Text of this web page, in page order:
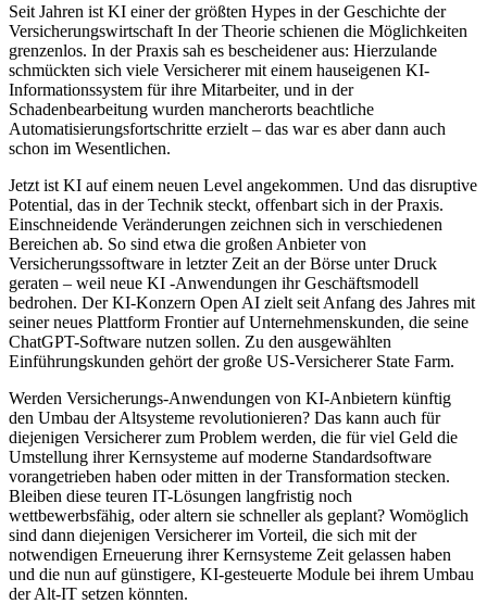
Seit Jahren ist KI einer der größten Hypes in der Geschichte der
Versicherungswirtschaft In der Theorie schienen die Möglichkeiten
grenzenlos. In der Praxis sah es bescheidener aus: Hierzulande
schmückten sich viele Versicherer mit einem hauseigenen KI-
Informationssystem für ihre Mitarbeiter, und in der
Schadenbearbeitung wurden mancherorts beachtliche
Automatisierungsfortschritte erzielt – das war es aber dann auch
schon im Wesentlichen.
Jetzt ist KI auf einem neuen Level angekommen. Und das disruptive
Potential, das in der Technik steckt, offenbart sich in der Praxis.
Einschneidende Veränderungen zeichnen sich in verschiedenen
Bereichen ab. So sind etwa die großen Anbieter von
Versicherungssoftware in letzter Zeit an der Börse unter Druck
geraten – weil neue KI -Anwendungen ihr Geschäftsmodell
bedrohen. Der KI-Konzern Open AI zielt seit Anfang des Jahres mit
seiner neues Plattform Frontier auf Unternehmenskunden, die seine
ChatGPT-Software nutzen sollen. Zu den ausgewählten
Einführungskunden gehört der große US-Versicherer State Farm.
Werden Versicherungs-Anwendungen von KI-Anbietern künftig
den Umbau der Altsysteme revolutionieren? Das kann auch für
diejenigen Versicherer zum Problem werden, die für viel Geld die
Umstellung ihrer Kernsysteme auf moderne Standardsoftware
vorangetrieben haben oder mitten in der Transformation stecken.
Bleiben diese teuren IT-Lösungen langfristig noch
wettbewerbsfähig, oder altern sie schneller als geplant? Womöglich
sind dann diejenigen Versicherer im Vorteil, die sich mit der
notwendigen Erneuerung ihrer Kernsysteme Zeit gelassen haben
und die nun auf günstigere, KI-gesteuerte Module bei ihrem Umbau
der Alt-IT setzen könnten.